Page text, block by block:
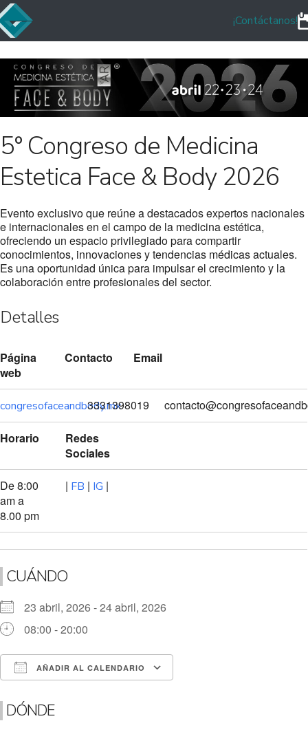
¡Contáctanos!
5° Congreso de Medicina
Estetica Face & Body 2026
Evento exclusivo que reúne a destacados expertos nacionales
e internacionales en el campo de la medicina estética,
ofreciendo un espacio privilegiado para compartir
conocimientos, innovaciones y tendencias médicas actuales.
Es una oportunidad única para impulsar el crecimiento y la
colaboración entre profesionales del sector.
Detalles
Página
web
Contacto Email
congresofaceandbody.mx
3331398019
Horario
Redes
Sociales
De 8:00
am a
8.00 pm
| FB | IG |
CUÁNDO
23 abril, 2026 - 24 abril, 2026
08:00 - 20:00
AÑADIR AL CALENDARIO
DÓNDE